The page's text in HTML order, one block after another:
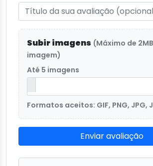
Subir imagens (Máximo de
imagem)
Até 5 imagens
Formatos aceitos: GIF, PNG, JPG,
Enviar avaliação